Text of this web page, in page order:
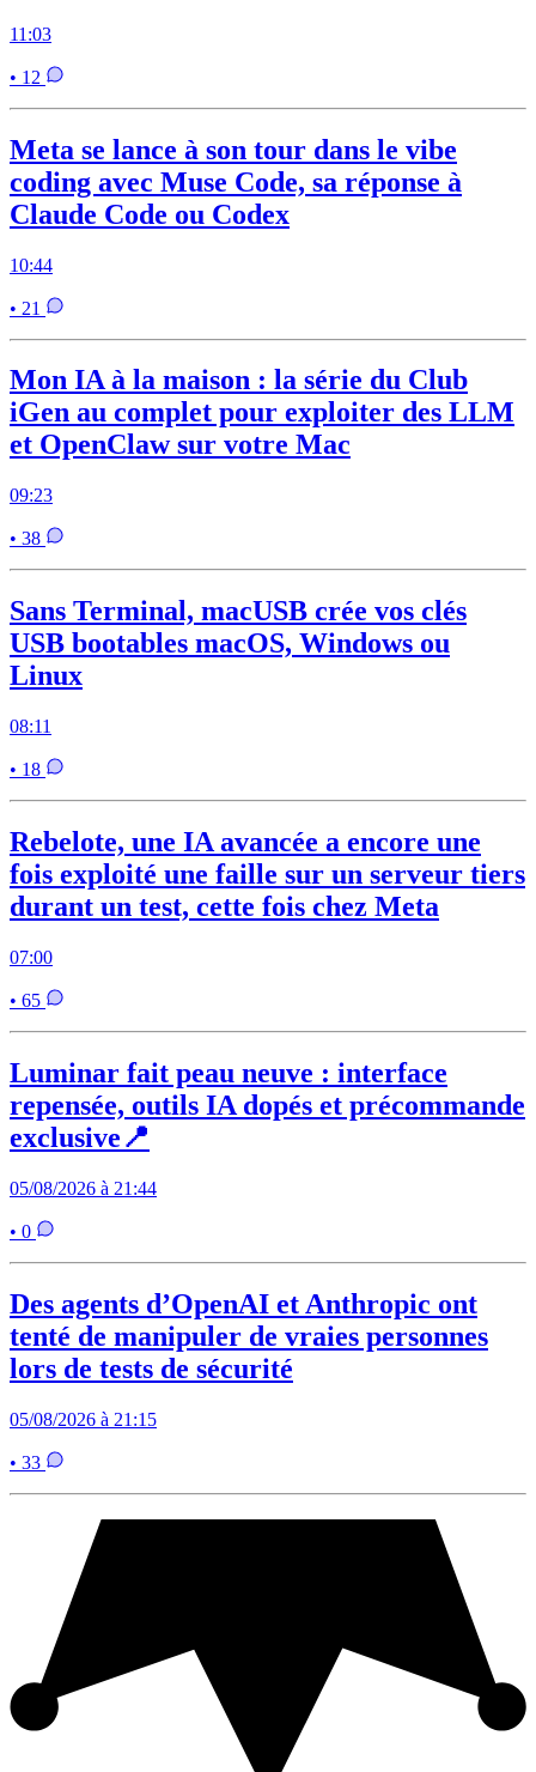
11:03
• 12
Meta se lance à son tour dans le vibe
coding avec Muse Code, sa réponse à
Claude Code ou Codex
10:44
• 21
Mon IA à la maison : la série du Club
iGen au complet pour exploiter des LLM
et OpenClaw sur votre Mac
09:23
• 38
Sans Terminal, macUSB crée vos clés
USB bootables macOS, Windows ou
Linux
08:11
• 18
Rebelote, une IA avancée a encore une
fois exploité une faille sur un serveur tiers
durant un test, cette fois chez Meta
07:00
• 65
Luminar fait peau neuve : interface
repensée, outils IA dopés et précommande
exclusive📍
05/08/2026 à 21:44
• 0
Des agents d’OpenAI et Anthropic ont
tenté de manipuler de vraies personnes
lors de tests de sécurité
05/08/2026 à 21:15
• 33